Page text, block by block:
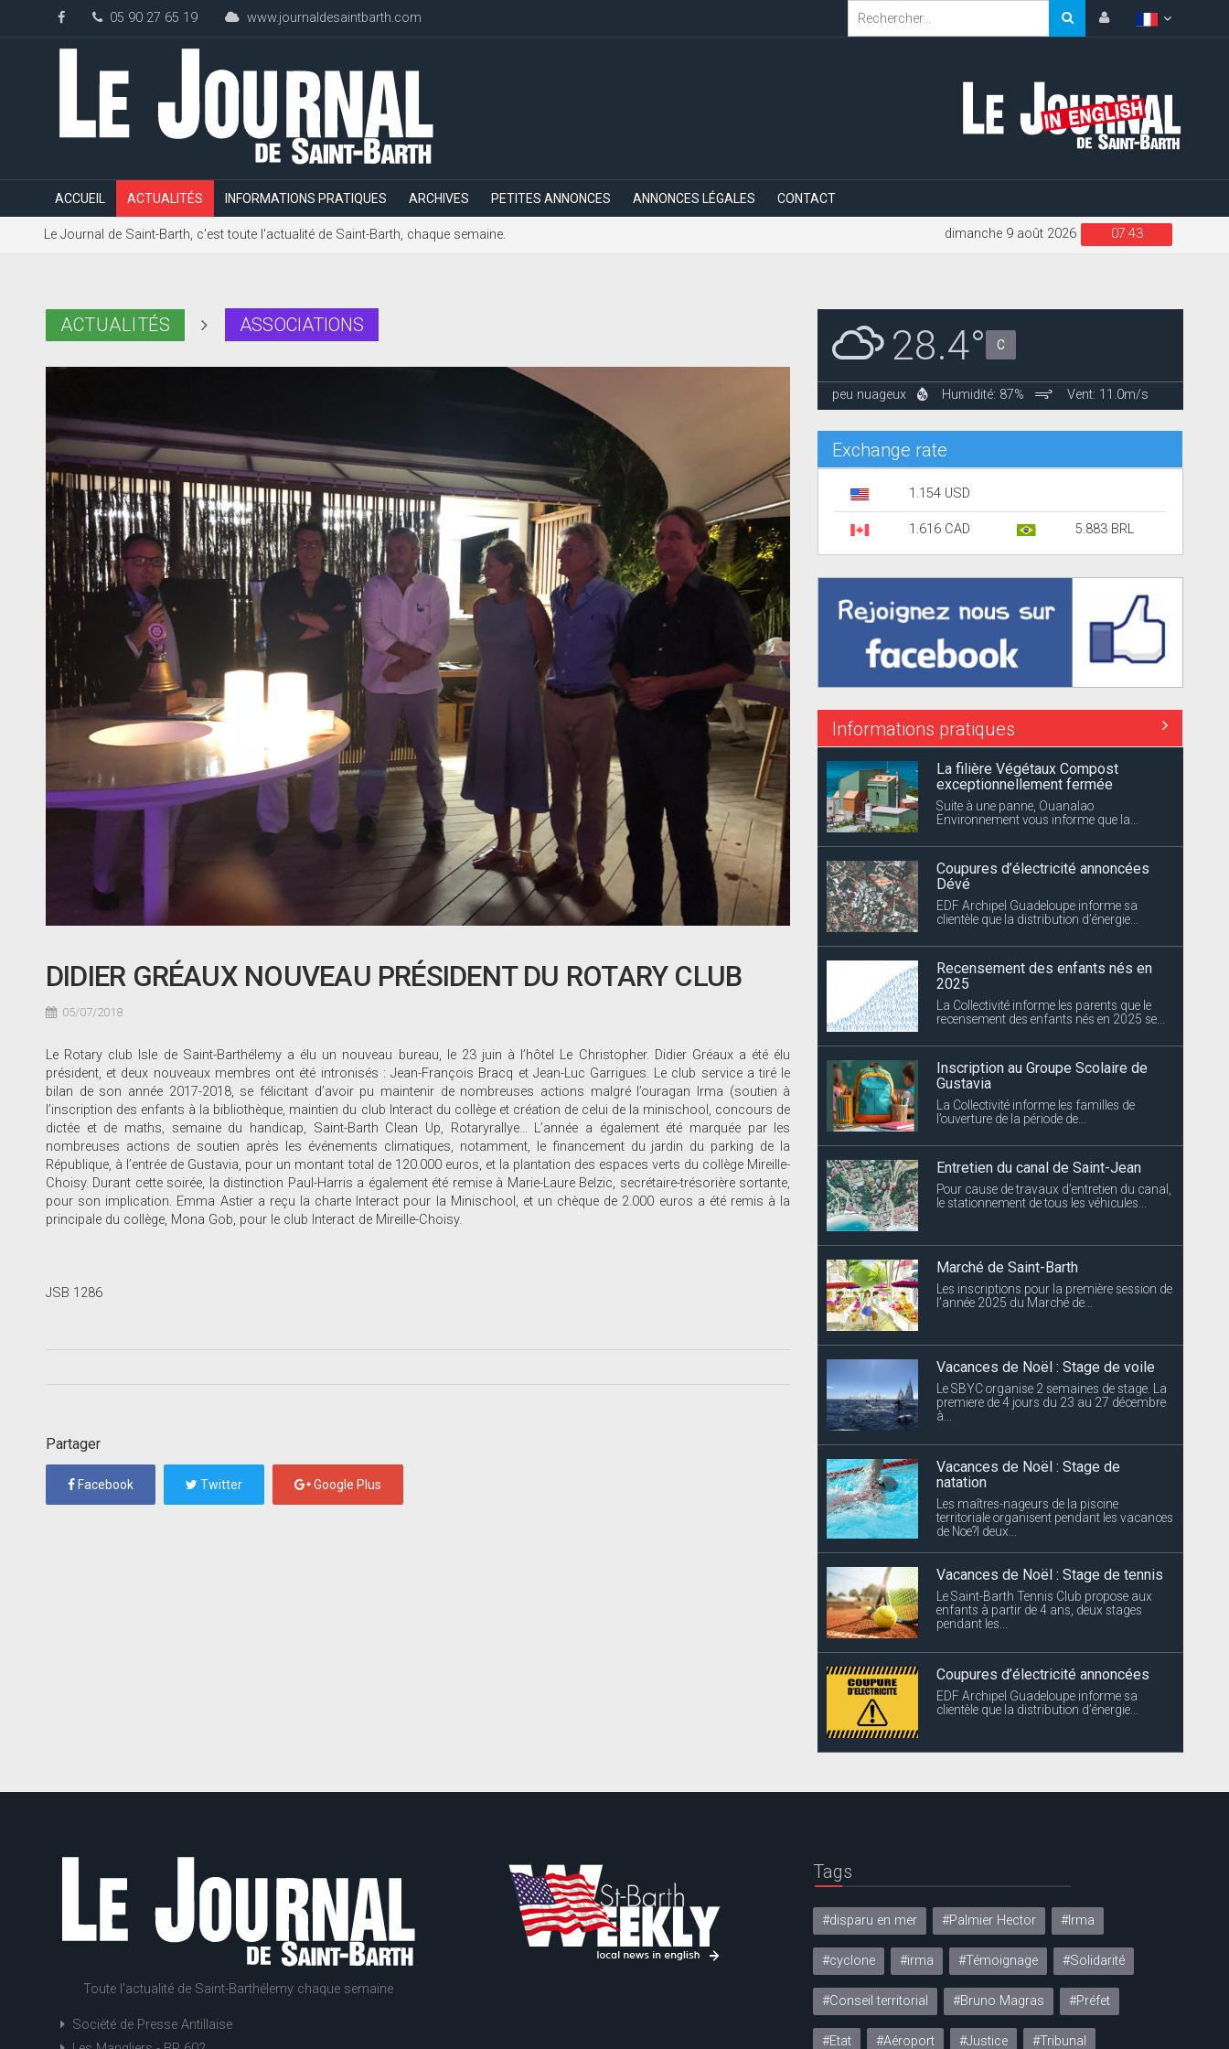
05 90 27 65 19 www.journaldesaintbarth.com
ACCUEIL ACTUALITÉS INFORMATIONS PRATIQUES ARCHIVES PETITES ANNONCES ANNONCES LÉGALES CONTACT
Le Journal de Saint-Barth, c'est toute l'actualité de Saint-Barth, chaque semaine. 07:43
dimanche 9 août 2026
ACTUALITÉS ASSOCIATIONS
DIDIER GRÉAUX NOUVEAU PRÉSIDENT DU ROTARY CLUB
05/07/2018
Le Rotary club Isle de Saint-Barthélemy a élu un nouveau bureau, le 23 juin à l’hôtel Le Christopher. Didier Gréaux a été élu
président, et deux nouveaux membres ont été intronisés : Jean-François Bracq et Jean-Luc Garrigues. Le club service a tiré le
bilan de son année 2017-2018, se félicitant d’avoir pu maintenir de nombreuses actions malgré l’ouragan Irma (soutien à
l’inscription des enfants à la bibliothèque, maintien du club Interact du collège et création de celui de la minischool, concours de
dictée et de maths, semaine du handicap, Saint-Barth Clean Up, Rotaryrallye… L’année a également été marquée par les
nombreuses actions de soutien après les événements climatiques, notamment, le financement du jardin du parking de la
République, à l’entrée de Gustavia, pour un montant total de 120.000 euros, et la plantation des espaces verts du collège Mireille-
Choisy. Durant cette soirée, la distinction Paul-Harris a également été remise à Marie-Laure Belzic, secrétaire-trésorière sortante,
pour son implication. Emma Astier a reçu la charte Interact pour la Minischool, et un chèque de 2.000 euros a été remis à la
principale du collège, Mona Gob, pour le club Interact de Mireille-Choisy.
JSB 1286
Partager
Facebook Twitter Google Plus
28.4° C
peu nuageux Humidité: 87% Vent: 11.0m/s
Exchange rate
1.154 USD
1.616 CAD 5.883 BRL
Informations pratiques
La filière Végétaux Compost
exceptionnellement fermée
Suite à une panne, Ouanalao
Environnement vous informe que la...
Coupures d’électricité annoncées
Dévé
EDF Archipel Guadeloupe informe sa
clientèle que la distribution d’énergie...
Recensement des enfants nés en
2025
La Collectivité informe les parents que le
recensement des enfants nés en 2025 se...
Inscription au Groupe Scolaire de
Gustavia
La Collectivité informe les familles de
l’ouverture de la période de...
Entretien du canal de Saint-Jean
Pour cause de travaux d’entretien du canal,
le stationnement de tous les véhicules...
Marché de Saint-Barth
Les inscriptions pour la première session de
l’année 2025 du Marché de...
Vacances de Noël : Stage de voile
Le SBYC organise 2 semaines de stage. La
premiere de 4 jours du 23 au 27 décembre
à...
Vacances de Noël : Stage de
natation
Les maîtres-nageurs de la piscine
territoriale organisent pendant les vacances
de Noe?l deux...
Vacances de Noël : Stage de tennis
Le Saint-Barth Tennis Club propose aux
enfants à partir de 4 ans, deux stages
pendant les...
Coupures d’électricité annoncées
EDF Archipel Guadeloupe informe sa
clientèle que la distribution d’énergie...
Toute l'actualité de Saint-Barthélemy chaque semaine
Société de Presse Antillaise
Tags
#disparu en mer #Palmier Hector #Irma
#cyclone #irma #Témoignage #Solidarité
#Conseil territorial #Bruno Magras #Préfet
#Etat #Aéroport #Justice #Tribunal